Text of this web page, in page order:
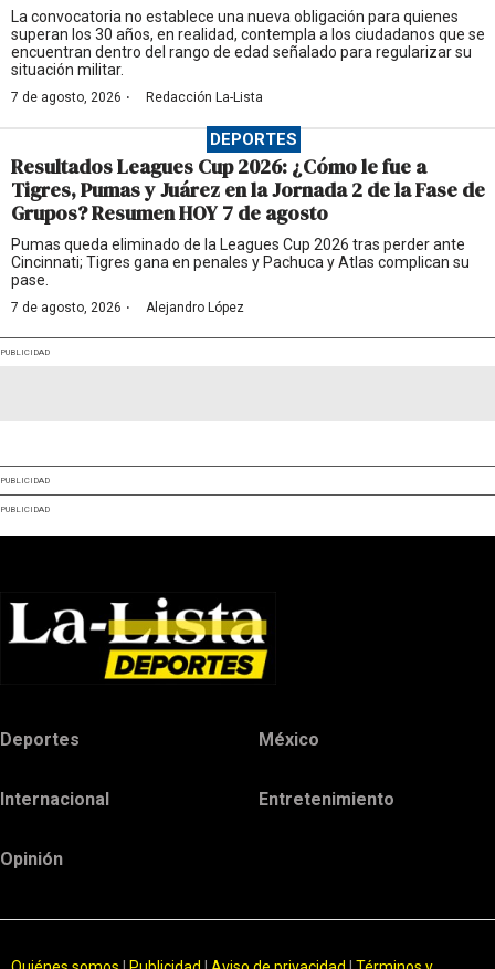
La convocatoria no establece una nueva obligación para quienes
superan los 30 años, en realidad, contempla a los ciudadanos que se
encuentran dentro del rango de edad señalado para regularizar su
situación militar.
7 de agosto, 2026 · Redacción La-Lista
DEPORTES
Resultados Leagues Cup 2026: ¿Cómo le fue a
Tigres, Pumas y Juárez en la Jornada 2 de la Fase de
Grupos? Resumen HOY 7 de agosto
Pumas queda eliminado de la Leagues Cup 2026 tras perder ante
Cincinnati; Tigres gana en penales y Pachuca y Atlas complican su
pase.
7 de agosto, 2026 · Alejandro López
PUBLICIDAD
PUBLICIDAD
PUBLICIDAD
Deportes México
Internacional Entretenimiento
Opinión